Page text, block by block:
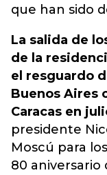
que han sido
La salida de
de la
el resguardo
Buenos Aires
Caracas en
presidente
Moscú para
80 aniversario